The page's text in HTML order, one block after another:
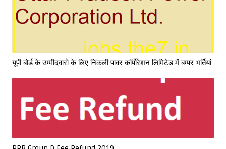
यूपी बोर्ड के उम्मीदवारो के लिए निकली पावर कॉर्पोरेशन लिमिटेड में बम्पर भर्तियां